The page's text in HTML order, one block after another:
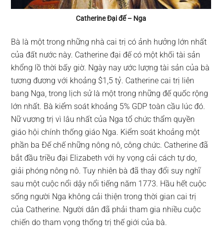
Catherine Đại đế – Nga
Bà là một trong những nhà cai trị có ảnh hưởng lớn nhất
của đất nước này. Catherine đại đế có một khối tài sản
khổng lồ thời bấy giờ. Ngày nay ước lượng tài sản của bà
tương đương với khoảng $1,5 tỷ. Catherine cai trị liên
bang Nga, trong lịch sử là một trong những đế quốc rộng
lớn nhất. Bà kiểm soát khoảng 5% GDP toàn cầu lúc đó.
Nữ vương trị vì lâu nhất của Nga tổ chức thẩm quyền
giáo hội chính thống giáo Nga. Kiểm soát khoảng một
phần ba Đế chế những nông nô, công chức. Catherine đã
bắt đầu triều đại Elizabeth với hy vọng cải cách tự do,
giải phóng nông nô. Tuy nhiên bà đã thay đổi suy nghĩ
sau một cuộc nổi dậy nổi tiếng năm 1773. Hầu hết cuộc
sống người Nga không cải thiện trong thời gian cai trị
của Catherine. Người dân đã phải tham gia nhiều cuộc
chiến do tham vọng thống trị thế giới của bà.